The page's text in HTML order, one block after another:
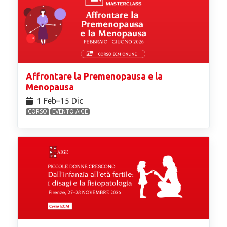
Affrontare la Premenopausa e la
Menopausa
1 Feb⁠–15 Dic
CORSO EVENTO AIGE